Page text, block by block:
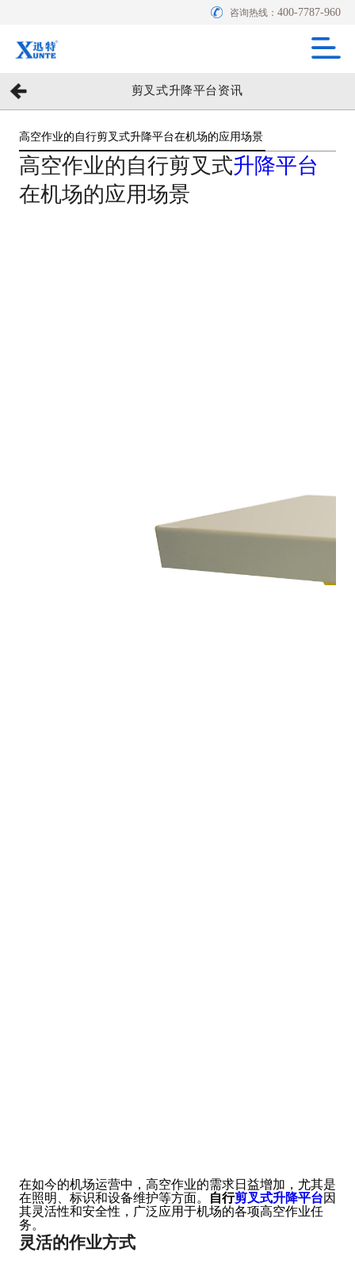
咨询热线：400-7787-960
剪叉式升降平台资讯
高空作业的自行剪叉式升降平台在机场的应用场景
高空作业的自行剪叉式升降平台
在机场的应用场景
在如今的机场运营中，高空作业的需求日益增加，尤其是
在照明、标识和设备维护等方面。
自行剪叉式升降平台因
其灵活性和安全性，广泛应用于机场的各项高空作业任
务。
灵活的作业方式